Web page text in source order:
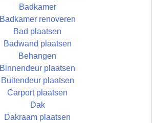
Badkamer
Badkamer renoveren
Bad plaatsen
Badwand plaatsen
Behangen
Binnendeur plaatsen
Buitendeur plaatsen
Carport plaatsen
Dak
Dakraam plaatsen